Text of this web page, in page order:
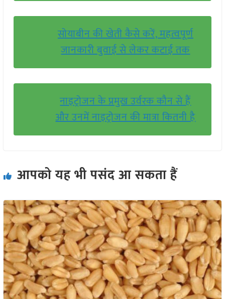
सोयाबीन की खेती कैसे करें, महत्वपूर्ण
जानकारी बुवाई से लेकर कटाई तक
नाइट्रोजन के प्रमुख उर्वरक कौन से हैं
और उनमें नाइट्रोजन की मात्रा कितनी है
आपको यह भी पसंद आ सकता हैं